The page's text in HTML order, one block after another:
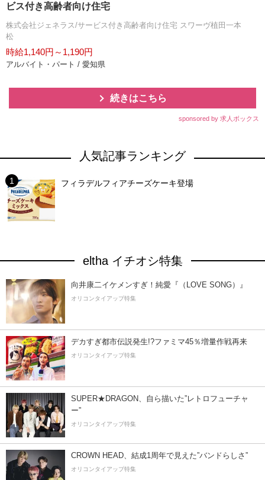
ビス付き高齢者向け住宅
株式会社ジェネラス/サービス付き高齢者向け住宅 スワーヴ植田一本
松
時給1,140円～1,190円
アルバイト・パート / 愛知県
続きはこちら
sponsored by 求人ボックス
人気記事ランキング
フィラデルフィアチーズケーキ登場
eltha イチオシ特集
向井康二イケメンすぎ！純愛『（LOVE SONG）』
オリコンタイアップ特集
デカすぎ都市伝説発生!?ファミマ45％増量作戦再来
オリコンタイアップ特集
SUPER★DRAGON、自ら描いた”レトロフューチャ
ー”
オリコンタイアップ特集
CROWN HEAD、結成1周年で見えた”バンドらしさ”
オリコンタイアップ特集